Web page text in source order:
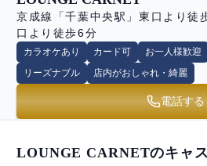
京成線「千葉中央駅」東口より徒
口より徒歩6分
カラオケあり カード可 お一人様歓迎
リーズナブル
店内がおしゃれ・綺麗
電話する
LOUNGE CARNETのキャ